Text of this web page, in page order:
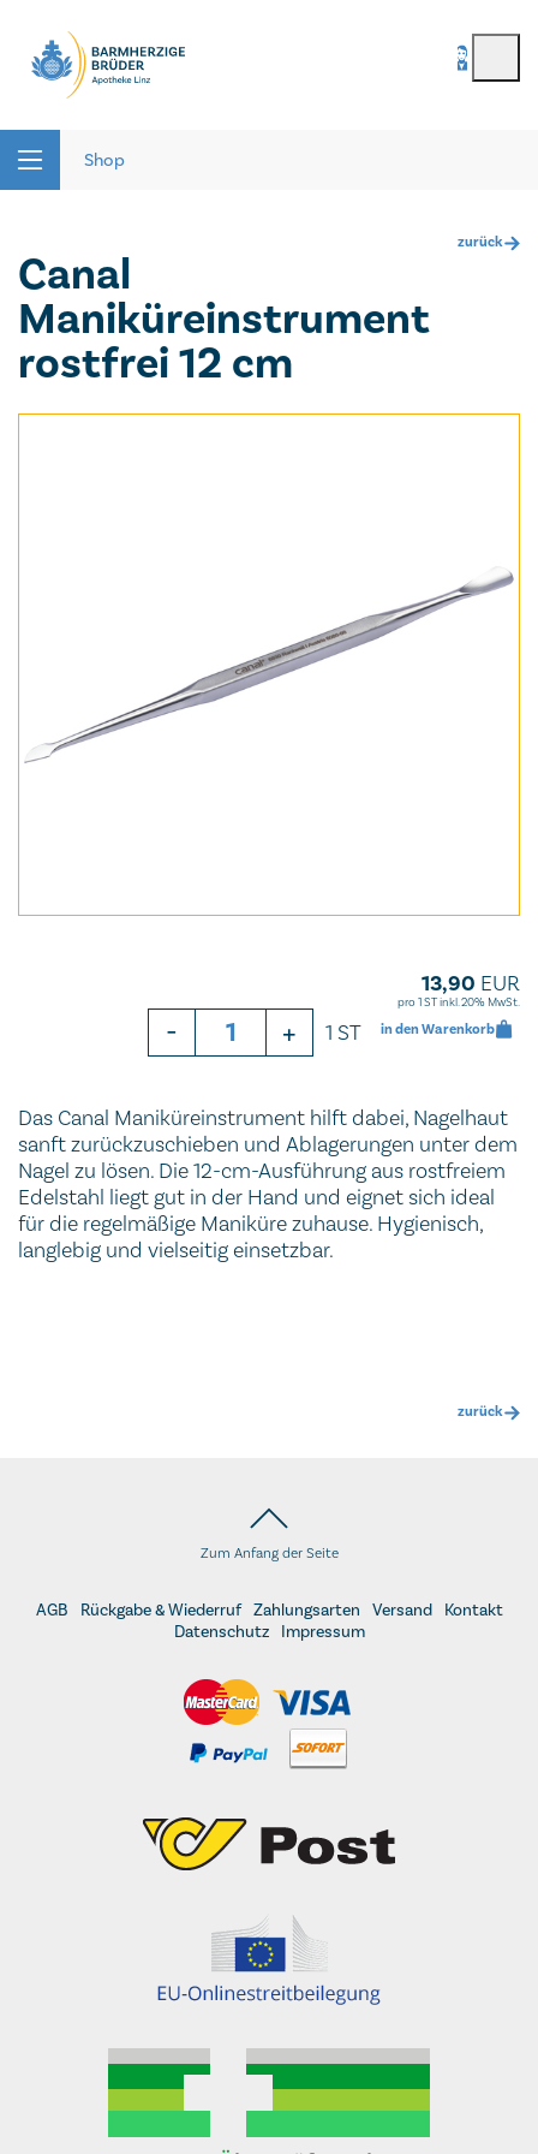
registrieren
Shop
zurück
Canal
Maniküreinstrument
rostfrei 12 cm
13,90 EUR
pro 1 ST inkl. 20% MwSt.
- + 1 ST in den Warenkorb
Das Canal Maniküreinstrument hilft dabei, Nagelhaut
sanft zurückzuschieben und Ablagerungen unter dem
Nagel zu lösen. Die 12-cm-Ausführung aus rostfreiem
Edelstahl liegt gut in der Hand und eignet sich ideal
für die regelmäßige Maniküre zuhause. Hygienisch,
langlebig und vielseitig einsetzbar.
zurück
Zum Anfang der Seite
AGB Rückgabe & Wiederruf Zahlungsarten Versand
Kontakt
Datenschutz
Impressum